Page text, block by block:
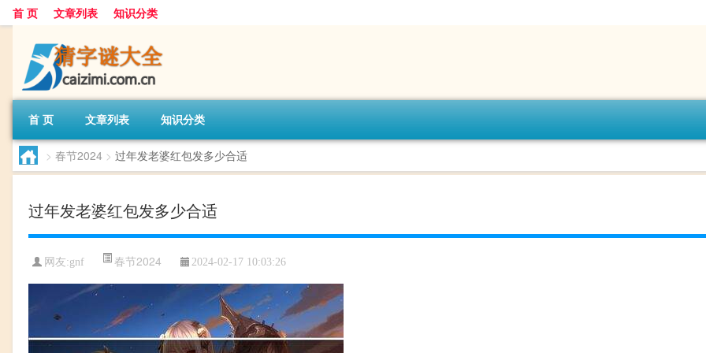
首 页 文章列表 知识分类
首 页 文章列表 知识分类
> 春节2024 > 过年发老婆红包发多少合适
过年发老婆红包发多少合适
网友:gnf 春节2024 2024-02-17 10:03:26